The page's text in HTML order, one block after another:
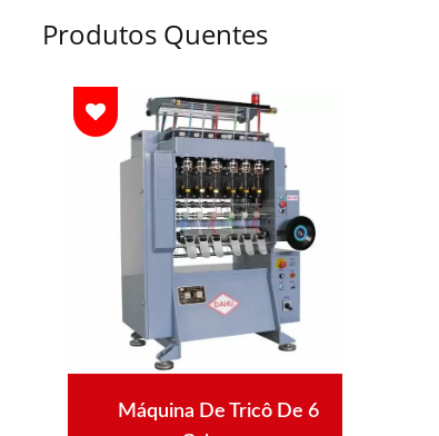
Produtos Quentes
Máquina De Tricô De 6